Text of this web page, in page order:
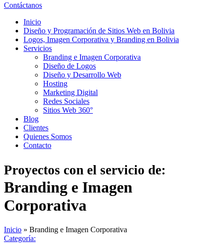
Contáctanos
Inicio
Diseño y Programación de Sitios Web en Bolivia
Logos, Imagen Corporativa y Branding en Bolivia
Servicios
Branding e Imagen Corporativa
Diseño de Logos
Diseño y Desarrollo Web
Hosting
Marketing Digital
Redes Sociales
Sitios Web 360°
Blog
Clientes
Quienes Somos
Contacto
Proyectos con el servicio de:
Branding e Imagen
Corporativa
Inicio » Branding e Imagen Corporativa
Categoría: